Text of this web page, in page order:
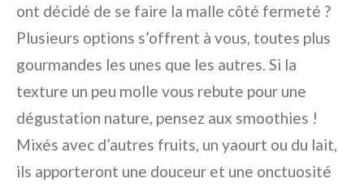
ont décidé de se faire la malle côté fermeté ?
Plusieurs options s’offrent à vous, toutes plus
gourmandes les unes que les autres. Si la
texture un peu molle vous rebute pour une
dégustation nature, pensez aux smoothies !
Mixés avec d’autres fruits, un yaourt ou du lait,
ils apporteront une douceur et une onctuosité